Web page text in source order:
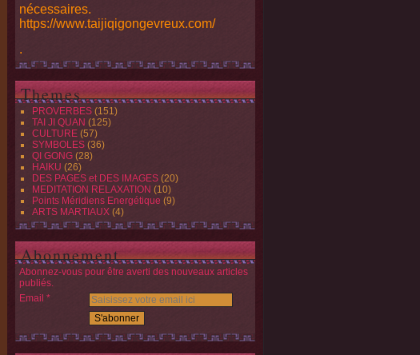
nécessaires.
https://www.taijiqigongevreux.com/
.
Themes
PROVERBES (151)
TAI JI QUAN (125)
CULTURE (57)
SYMBOLES (36)
QI GONG (28)
HAIKU (26)
DES PAGES et DES IMAGES (20)
MEDITATION RELAXATION (10)
Points Méridiens Energétique (9)
ARTS MARTIAUX (4)
Abonnement
Abonnez-vous pour être averti des nouveaux articles
publiés.
Email